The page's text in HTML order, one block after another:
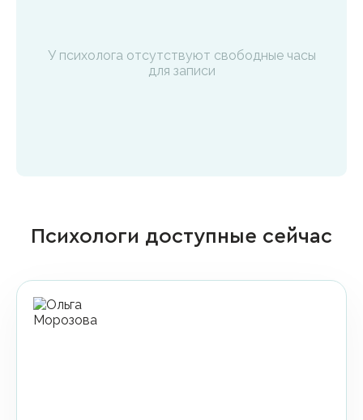
У психолога отсутствуют свободные часы
для записи
Психологи доступные сейчас